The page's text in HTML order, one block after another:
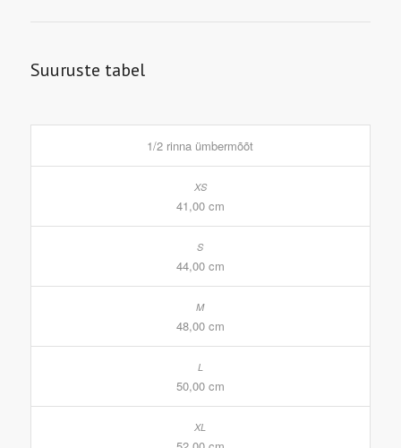
Suuruste tabel
1/2 rinna ümbermõõt
41,00 cm
44,00 cm
48,00 cm
50,00 cm